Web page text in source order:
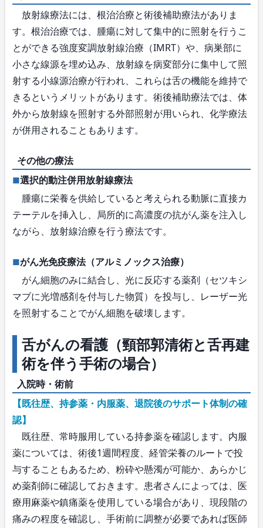
放射線療法には、根治治療と術後補助療法がありま
す。根治治療では、腫瘍に対して集中的に照射を行うこ
とができる強度変調放射線治療（IMRT）や、病巣部に
小さな線源を埋め込み、放射線を病変部分に集中して照
射する小線源治療が行われ、これらは舌の機能を維持で
きるというメリットがあります。術後補助療法では、体
外から放射線を照射する外部照射が用いられ、化学療法
が併用されることもあります。
その他の療法
選択的動注併用放射線療法
腫瘍に栄養を供給していると考えられる動脈に直接カ
テーテルを挿入し、局所的に高濃度の抗がん薬を注入し
ながら、放射線治療を行う療法です。
がん光免疫療法（アルミノックス治療）
がん細胞のみに結合し、光に反応する薬剤（セツキシ
マブに光増感剤を付与した物質）を投与し、レーザー光
を照射することでがん細胞を破壊します。
舌がんの看護（頸部郭清術と舌再建
術を伴う手術の場合）
入院時・術前
【既往歴、持参薬・内服薬、退院後のサポート体制の確
認】
既往歴、常時服用している持参薬を確認します。内服
薬については、術後1週間程度、経管栄養のルートで投
与することもあるため、粉砕や懸濁が可能か、あらかじ
め薬剤師に確認しておきます。患者さんによっては、医
療用麻薬や鎮痛薬を使用している場合があり、現段階の
痛みの程度を確認し、手術前に調整が必要であれば医師